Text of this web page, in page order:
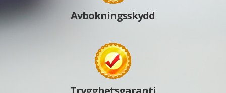
Avbokningsskydd